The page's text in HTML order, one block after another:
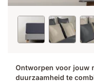
Ontworpen voor jouw
duurzaamheid te